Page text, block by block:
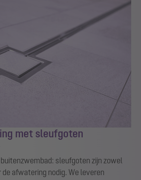
met sleufgoten
buitenzwembad: sleufgoten zijn zowel
afwatering nodig. We leveren